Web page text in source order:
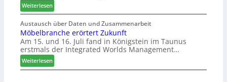
Weiterlesen:
L
e
u
c
o
ä
Austausch über Daten und Zusammenarbeit
Möbelbranche erörtert Zukunft
Am 15. und 16. Juli fand in Königstein im Taunus
erstmals der Integrated Worlds Management…
Weiterlesen:
M